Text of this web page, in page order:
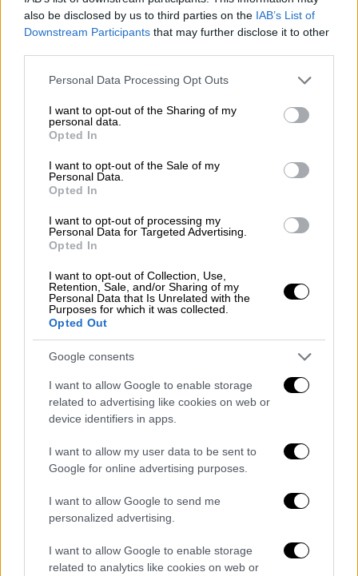
also be disclosed by us to third parties on the IAB’s List of
Downstream Participants that may further disclose it to other
Please note that this website/app uses one or more Google
not limited to your visit or usage behaviour. You may click to
grant or deny consent to Google and its third-party tags to
use your data for below specified purposes in below Google
consent section.
Personal Data Processing Opt Outs
I want to opt-out of the Sharing of my
personal data.
Opted In
I want to opt-out of the Sale of my
Personal Data.
Opted In
I want to opt-out of processing my
Personal Data for Targeted Advertising.
Opted In
I want to opt-out of Collection, Use,
Retention, Sale, and/or Sharing of my
Personal Data that Is Unrelated with the
Purposes for which it was collected.
Opted Out
Google consents
I want to allow Google to enable storage
related to advertising like cookies on web or
device identifiers in apps.
I want to allow my user data to be sent to
Google for online advertising purposes.
I want to allow Google to send me
personalized advertising.
I want to allow Google to enable storage
related to analytics like cookies on web or
από τη μια μέρα στην άλλη
Κόσμος|29.07.2026 19:35
Η Ιαπωνία μετρά τις πληγές της από τον
καταστροφικό σεισμό των 7,1 Ρίχτερ -
Δραματικές εικόνες
Φωτογραφίες καταγράφουν την εικόνα μετά
τον καταστροφικό σεισμό στη νοτιοδυτική